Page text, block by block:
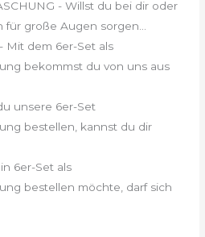
- Willst du bei dir oder
große Augen sorgen...
Mit dem 6er-Set als
bekommst du von uns aus
unsere 6er-Set
bestellen, kannst du dir
6er-Set als
bestellen möchte, darf sich